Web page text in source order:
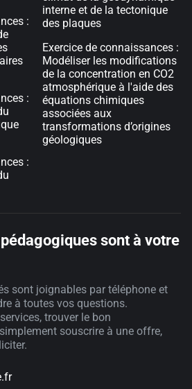
:
:
:
interne et de la tectonique
des plaques
Exercice de connaissances :
Modéliser les modifications
de la concentration en CO2
atmosphérique à l'aide des
équations chimiques
associées aux
transformations d’origines
géologiques
sont à votre
sont joignables par téléphone et
à toutes vos questions.
trouver le bon
souscrire à une offre,